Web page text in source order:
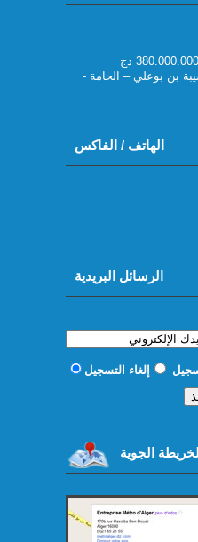
حسيبة بن بوعلي – الحامة -
الهاتف / الفاكس
الرسائل البريدية
إلغاء التسجيل
الخريطة الجوية